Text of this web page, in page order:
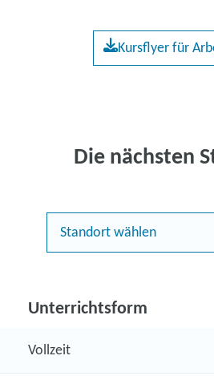
Kursflyer für
Die nächsten
Standort wählen
Unterrichtsform
Vollzeit